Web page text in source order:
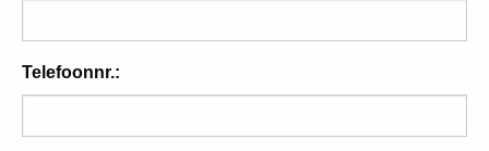
Telefoonnr.: